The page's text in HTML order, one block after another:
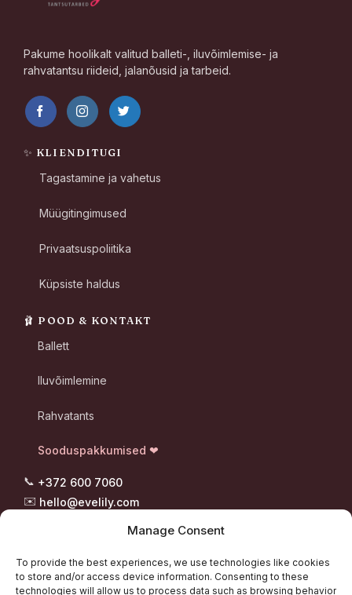
Manage Consent
To provide the best experiences, we use technologies like cookies
to store and/or access device information. Consenting to these
technologies will allow us to process data such as browsing behavior
Pakume hoolikalt valitud balleti-, iluvõimlemise- ja
rahvatantsu riideid, jalanõusid ja tarbeid.
✨ KLIENDITUGI
Tagastamine ja vahetus
Müügitingimused
Privaatsuspoliitika
Küpsiste haldus
🩰 POOD & KONTAKT
Ballett
Iluvõimlemine
Rahvatants
Sooduspakkumised ❤
📞 +372 600 7060
✉️ hello@evelily.com
Tori vald, 87302 Pärnumaa